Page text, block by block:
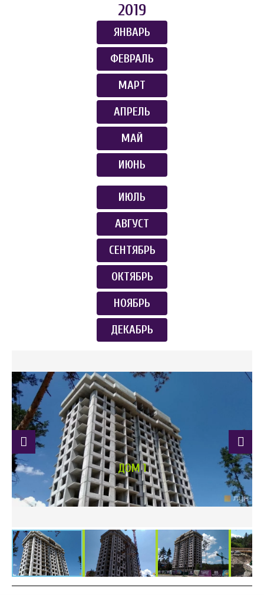
2019
ЯНВАРЬ
ФЕВРАЛЬ
МАРТ
АПРЕЛЬ
МАЙ
ИЮНЬ
ИЮЛЬ
АВГУСТ
СЕНТЯБРЬ
ОКТЯБРЬ
НОЯБРЬ
ДЕКАБРЬ
ДОМ 1